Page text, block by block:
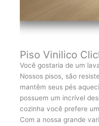
Piso Vinilico
Você gostaria de um
Nossos pisos, são
mantêm seus pés
possuem um incrível
cozinha você prefere
Com a nossa grande